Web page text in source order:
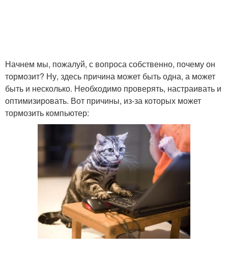
Начнем мы, пожалуй, с вопроса собственно, почему он
тормозит? Ну, здесь причина может быть одна, а может
быть и несколько. Необходимо проверять, настраивать и
оптимизировать. Вот причины, из-за которых может
тормозить компьютер: